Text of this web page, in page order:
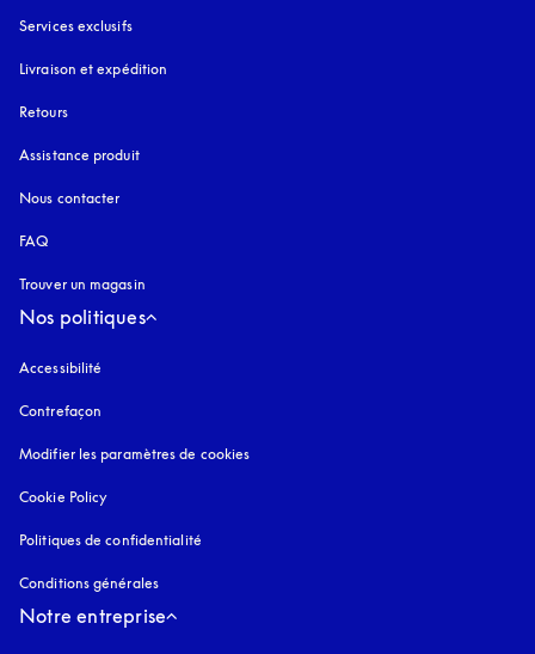
Services exclusifs
Livraison et expédition
Retours
Assistance produit
Nous contacter
FAQ
Trouver un magasin
Nos politiques
Accessibilité
Contrefaçon
Modifier les paramètres de cookies
Cookie Policy
Politiques de confidentialité
Conditions générales
Notre entreprise